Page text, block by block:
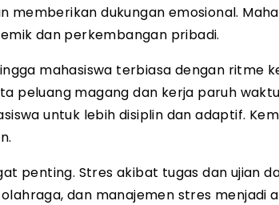
memberikan dukungan emosional.
dan perkembangan pribadi.
mahasiswa terbiasa dengan ritme
peluang magang dan kerja paruh
untuk lebih disiplin dan adaptif.
penting. Stres akibat tugas dan ujian
dan manajemen stres menjadi